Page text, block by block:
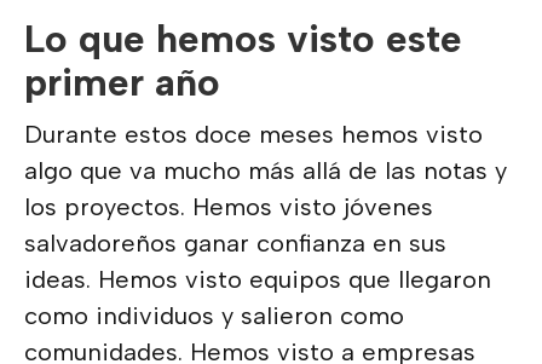
Lo que hemos visto este
primer año
Durante estos doce meses hemos visto
algo que va mucho más allá de las notas y
los proyectos. Hemos visto jóvenes
salvadoreños ganar confianza en sus
ideas. Hemos visto equipos que llegaron
como individuos y salieron como
comunidades. Hemos visto a empresas